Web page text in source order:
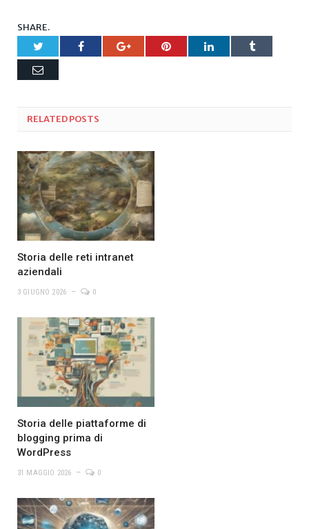
SHARE.
Twitter Facebook Google+Pinterest LinkedIn Tumblr
Email
RELATEDPOSTS
Storia delle reti intranet
aziendali
3 GIUGNO 2026 0
Storia delle piattaforme di
blogging prima di
WordPress
31 MAGGIO 2026 0